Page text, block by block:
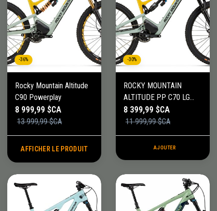
-36%
Rocky Mountain Altitude
C90 Powerplay
8 999,99 $CA
13 999,99 $CA
AFFICHER LE PRODUIT
-30%
ROCKY MOUNTAIN
ALTITUDE PP C70 LG
BL/YW
8 399,99 $CA
11 999,99 $CA
AJOUTER